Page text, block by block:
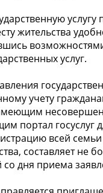
услугу
жительства
услуг.
учету
портал госуслуг
всей
составляет не
дня приема